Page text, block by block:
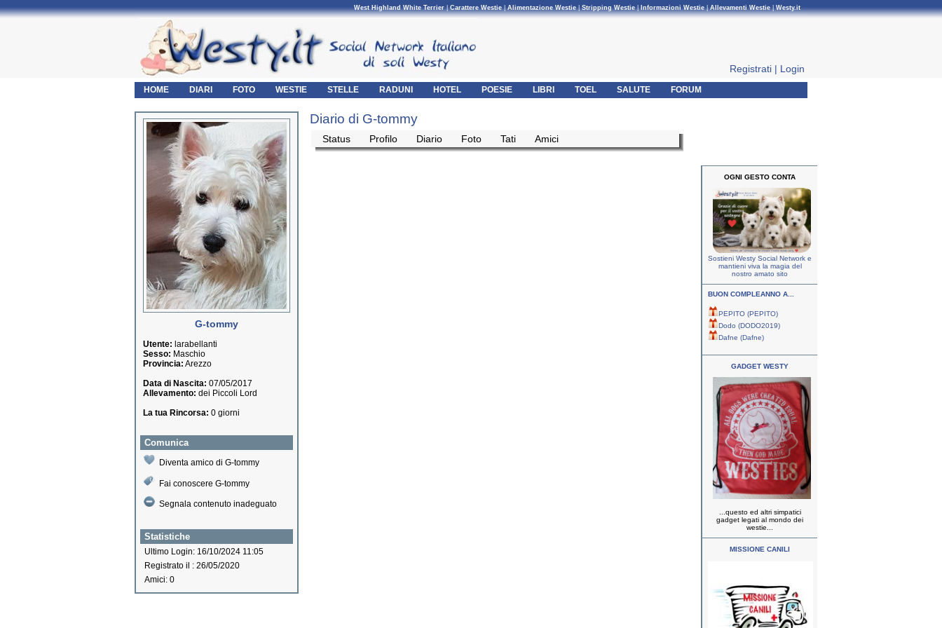
West Highland White Terrier|Carattere Westie|Alimentazione Westie|Stripping Westie| Informazioni Westie|Allevamenti Westie|Westy.it
Registrati | Login
HOME DIARI FOTO WESTIE STELLE RADUNI HOTEL POESIE LIBRI TOEL SALUTE FORUM
G-tommy
Utente: larabellanti
Sesso: Maschio
Provincia: Arezzo
Data di Nascita: 07/05/2017
Allevamento: dei Piccoli Lord
La tua Rincorsa: 0 giorni
Comunica
Diventa amico di G-tommy
Fai conoscere G-tommy
Segnala contenuto inadeguato
Statistiche
Ultimo Login: 16/10/2024 11:05
Registrato il : 26/05/2020
Amici: 0
Diario di G-tommy
Status Profilo Diario Foto Tati Amici
OGNI GESTO CONTA
Sostieni Westy Social Network e
mantieni viva la magia del
nostro amato sito
BUON COMPLEANNO A...
PEPITO (PEPITO)
Dodo (DODO2019)
Dafne (Dafne)
GADGET WESTY
...questo ed altri simpatici
gadget legati al mondo dei
westie...
MISSIONE CANILI